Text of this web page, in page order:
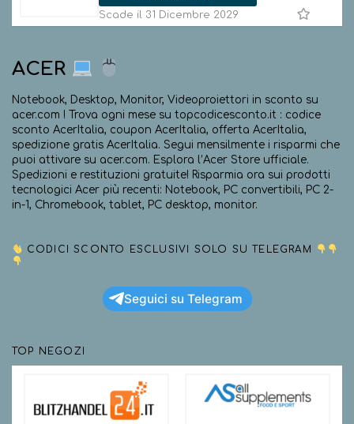
Scade il 31 Dicembre 2029
ACER
Notebook, Desktop, Monitor, Videoproiettori in sconto su
acer.com ! Trova ogni mese su topcodicesconto.it : codice
sconto AcerItalia, coupon AcerItalia, offerta AcerItalia,
spedizione gratis AcerItalia. Segui mensilmente i risparmi che
puoi attivare su acer.com. Esplora l’Acer Store ufficiale.
Spedizioni e restituzioni gratuite! Risparmia ora sui prodotti
tecnologici Acer più recenti: Notebook, PC convertibili, PC 2-
in-1, Chromebook, tablet, PC desktop, monitor.
CODICI SCONTO ESCLUSIVI SOLO SU TELEGRAM
Seguici su Telegram
TOP NEGOZI